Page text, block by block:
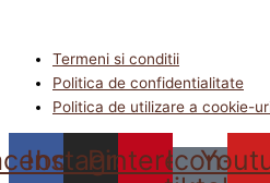
Termeni si conditii
Politica de confidentialitate
Politica de utilizare a cookie-
Instagram
Pinterest
Icon-